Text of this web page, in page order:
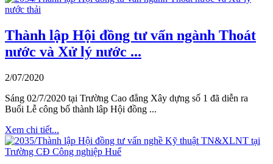
Thành lập Hội đồng tư vấn ngành Thoát
nước và Xử lý nước ...
2/07/2020
Sáng 02/7/2020 tại Trường Cao đẳng Xây dựng số 1 đã diễn ra
Buổi Lễ công bố thành lâp Hội đồng ...
Xem chi tiết...